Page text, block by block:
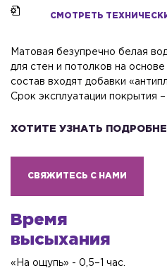
CМОТРЕТЬ
Матовая безупречно белая
для стен и потолков на
состав входят добавки
Срок эксплуатации покрытия
ХОТИТЕ УЗНАТЬ
СВЯЖИТЕСЬ С НАМИ
Время
высыхания
«На ощупь» - 0,5–1 час.